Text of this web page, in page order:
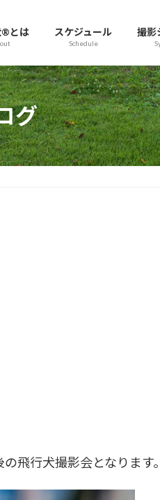
®とは スケジュール
Schedule
撮影
グ
飛行犬撮影会となります